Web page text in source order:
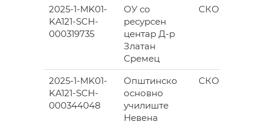
2025-1-MK01-
KA121-SCH-
000319735
ОУ со
ресурсен
центар Д-р
Златан
Сремец
СКОПЈЕ
2025-1-MK01-
KA121-SCH-
000344048
Општинско
основно
училиште
Невена
СКОПЈЕ